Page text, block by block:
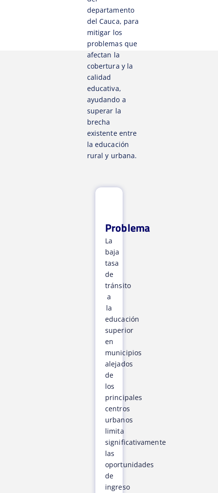
departamento
del Cauca, para
mitigar los
problemas que
afectan la
cobertura y la
calidad
educativa,
ayudando a
superar la
brecha
existente entre
la educación
rural y urbana.
Problema
La
baja
tasa
de
tránsito
a
la
educación
superior
en
municipios
alejados
de
los
principales
centros
urbanos
limita
significativamente
las
oportunidades
de
ingreso